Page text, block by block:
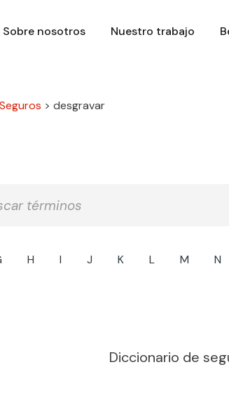
Sobre nosotros Nuestro trabajo
> desgravar
H I J K L M N
Diccionario de